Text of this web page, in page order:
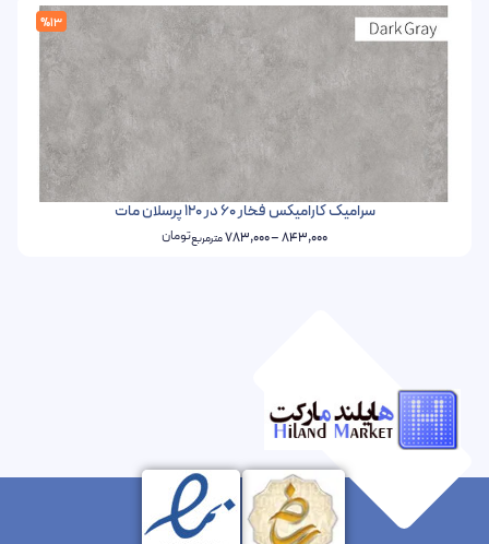
%13
سرامیک کارامیکس فخار 60 در 120 پرسلان مات
843,000
–
783,000مترمربعتومان